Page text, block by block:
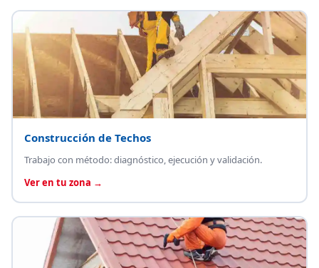
Construcción de Techos
Trabajo con método: diagnóstico, ejecución y validación.
Ver en tu zona →